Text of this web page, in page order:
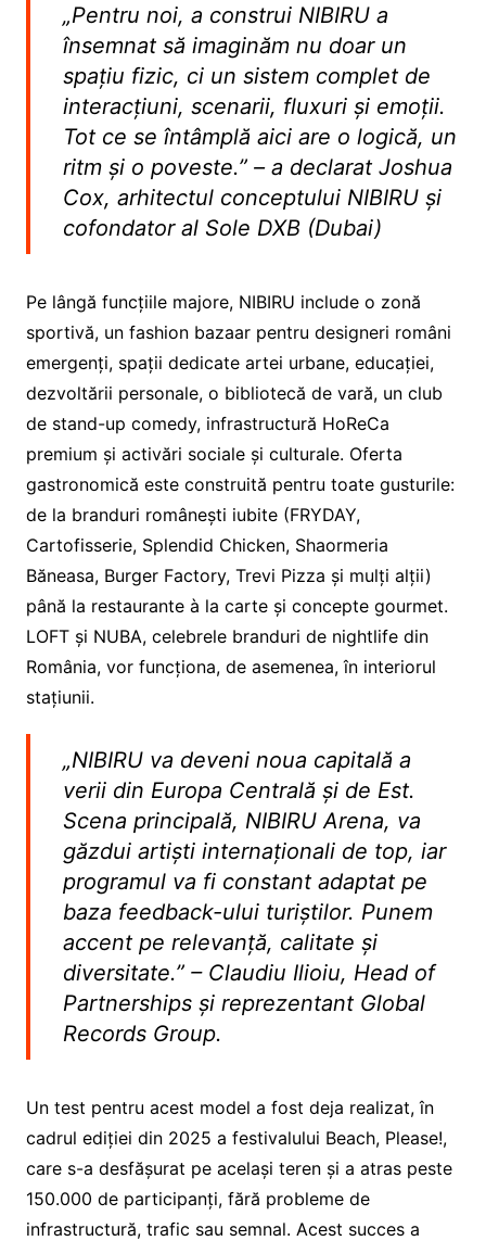
„Pentru noi, a construi NIBIRU a
însemnat să imaginăm nu doar un
spațiu fizic, ci un sistem complet de
interacțiuni, scenarii, fluxuri și emoții.
Tot ce se întâmplă aici are o logică, un
ritm și o poveste.” – a declarat Joshua
Cox, arhitectul conceptului NIBIRU și
cofondator al Sole DXB (Dubai)
Pe lângă funcțiile majore, NIBIRU include o zonă
sportivă, un fashion bazaar pentru designeri români
emergenți, spații dedicate artei urbane, educației,
dezvoltării personale, o bibliotecă de vară, un club
de stand-up comedy, infrastructură HoReCa
premium și activări sociale și culturale. Oferta
gastronomică este construită pentru toate gusturile:
de la branduri românești iubite (FRYDAY,
Cartofisserie, Splendid Chicken, Shaormeria
Băneasa, Burger Factory, Trevi Pizza și mulți alții)
până la restaurante à la carte și concepte gourmet.
LOFT și NUBA, celebrele branduri de nightlife din
România, vor funcționa, de asemenea, în interiorul
stațiunii.
„NIBIRU va deveni noua capitală a
verii din Europa Centrală și de Est.
Scena principală, NIBIRU Arena, va
găzdui artiști internaționali de top, iar
programul va fi constant adaptat pe
baza feedback-ului turiștilor. Punem
accent pe relevanță, calitate și
diversitate.” – Claudiu Ilioiu, Head of
Partnerships și reprezentant Global
Records Group.
Un test pentru acest model a fost deja realizat, în
cadrul ediției din 2025 a festivalului Beach, Please!,
care s-a desfășurat pe același teren și a atras peste
150.000 de participanți, fără probleme de
infrastructură, trafic sau semnal. Acest succes a